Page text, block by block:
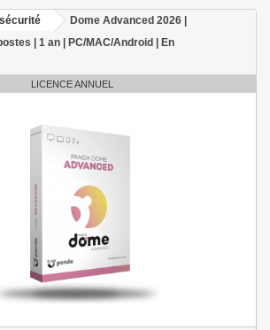
Dome Advanced 2026 |
| 1 an | PC/MAC/Android | En
LICENCE ANNUEL